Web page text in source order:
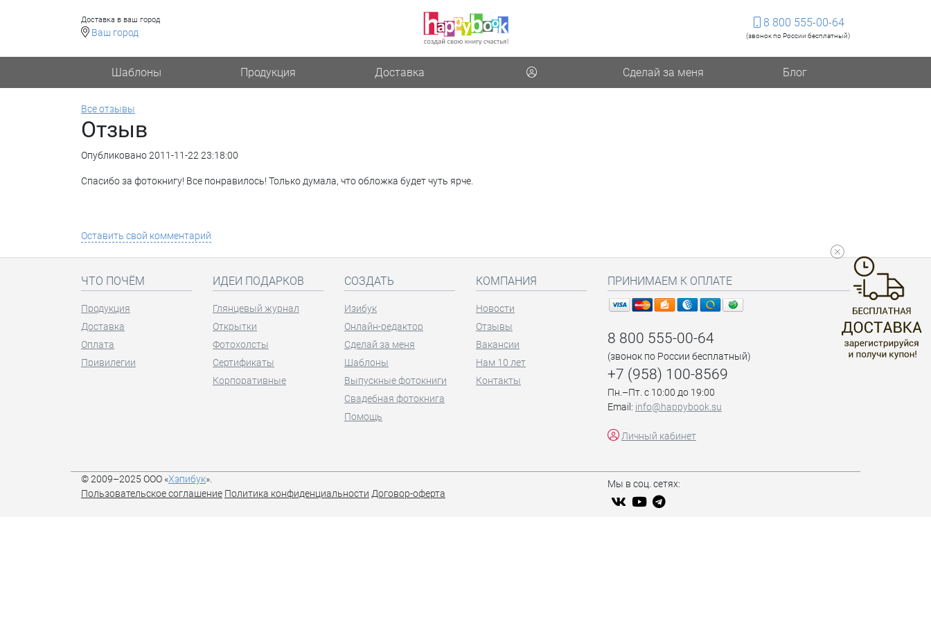
Доставка в ваш город
Ваш город
8 800 555-00-64
(звонок по России бесплатный)
Шаблоны Продукция Доставка Сделай за меня Блог
Все отзывы
Отзыв
Опубликовано 2011-11-22 23:18:00
Спасибо за фотокнигу! Все понравилось! Только думала, что обложка будет чуть ярче.
Оставить свой комментарий
ЧТО ПОЧЁМ
Продукция
Доставка
Оплата
Привилегии
ИДЕИ ПОДАРКОВ
Глянцевый журнал
Открытки
Фотохолсты
Сертификаты
Корпоративные
СОЗДАТЬ
Изибук
Онлайн-редактор
Сделай за меня
Шаблоны
Выпускные фотокниги
Свадебная фотокнига
Помощь
КОМПАНИЯ
Новости
Отзывы
Вакансии
Нам 10 лет
Контакты
ПРИНИМАЕМ К ОПЛАТЕ
8 800 555-00-64
(звонок по России бесплатный)
+7 (958) 100-8569
Пн.–Пт. с 10:00 до 19:00
Email: info@happybook.su
Личный кабинет
© 2009–2025 ООО «Хэпибук».
Пользовательское соглашение Политика конфиденциальности Договор-оферта
Мы в соц. сетях: